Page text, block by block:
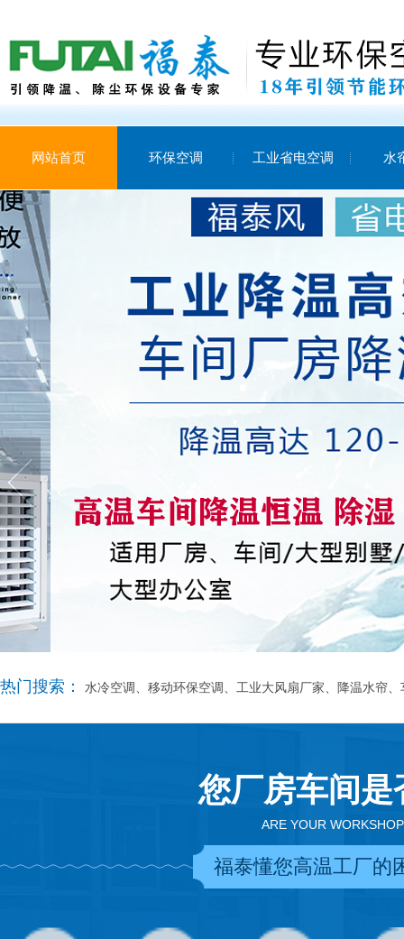
网站首页 环保空调 工业省电空调 水
热门搜索： 水冷空调、移动环保空调、工业大风扇厂家、降温水帘
您厂房车间
ARE YOUR
福泰懂您高温工厂的